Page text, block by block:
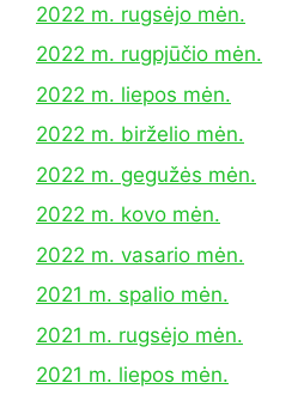
2022 m. rugsėjo mėn.
2022 m. rugpjūčio mėn.
2022 m. liepos mėn.
2022 m. birželio mėn.
2022 m. gegužės mėn.
2022 m. kovo mėn.
2022 m. vasario mėn.
2021 m. spalio mėn.
2021 m. rugsėjo mėn.
2021 m. liepos mėn.